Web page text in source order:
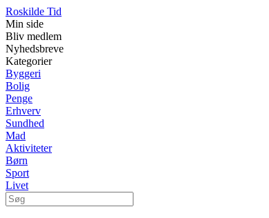
Roskilde Tid
Min side
Bliv medlem
Nyhedsbreve
Kategorier
Byggeri
Bolig
Penge
Erhverv
Sundhed
Mad
Aktiviteter
Børn
Sport
Livet